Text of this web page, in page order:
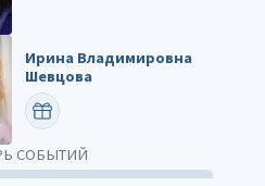
Ирина Владимировна
Шевцова
ПОЗДРАВИТЬ
СОБЫТИЙ